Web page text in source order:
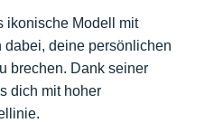
ikonische Modell mit
dabei, deine persönlichen
brechen. Dank seiner
dich mit hoher